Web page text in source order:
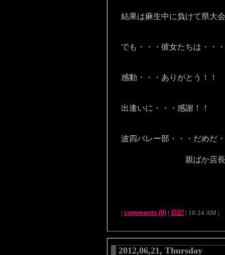
結果は麻生中に負けて県大
でも・・・彼女たちは・・
感動・・・ありがとう！！
出逢いに・・・感謝！！
波四バレー部・・・だめだ
親ばか店長 い
| comments (0)| 日記| 10:24 AM |
2012,06,21, Thursday